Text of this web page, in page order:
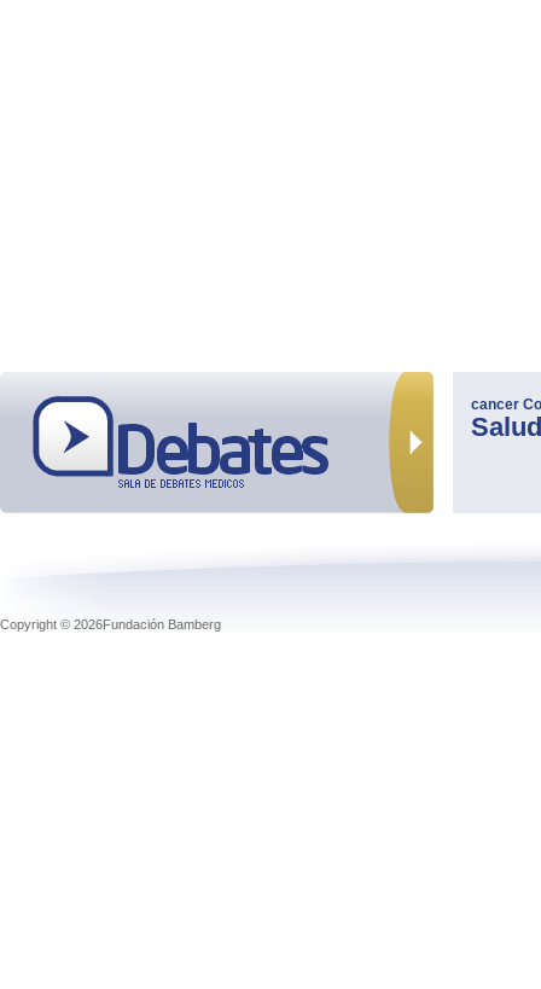
cancer
Salud
Copyright © 2026Fundación Bamberg